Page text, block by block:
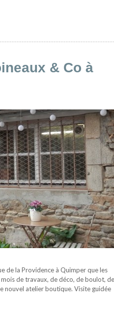
& Co à
de la Providence à Quimper que les
de travaux, de déco, de boulot, de
nouvel atelier boutique. Visite guidée